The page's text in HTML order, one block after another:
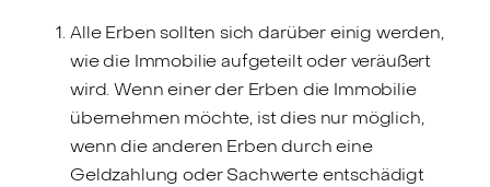
Alle Erben sollten sich darüber einig werden,
wie die Immobilie aufgeteilt oder veräußert
wird. Wenn einer der Erben die Immobilie
übernehmen möchte, ist dies nur möglich,
wenn die anderen Erben durch eine
Geldzahlung oder Sachwerte entschädigt